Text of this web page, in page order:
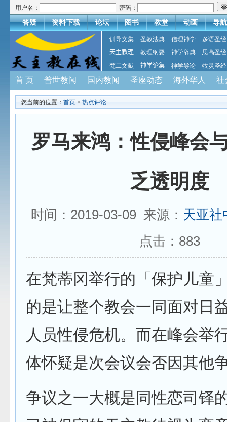
用户名： 密码：
答疑 资料下载 论坛 图书 教堂 动画 导航
训导文集 圣教法典 信理神学
多语圣经
天主教理
教理纲要 神学辞典
思高圣经
梵二文献
神学论集 神学导论 牧灵圣经
首 页 普世教闻 国内教闻 圣座动态 海外华人 社
您当前的位置： 首页 > 热点评论
罗马来鸿：性侵峰会
乏透明度
时间：2019-03-09 来源： 天亚社
点击： 883
在梵蒂冈举行的「保护儿童
的是让整个教会一同面对日
人员性侵危机。而在峰会举
体怀疑是次会议会否因其他
争议之一大概是同性恋司铎